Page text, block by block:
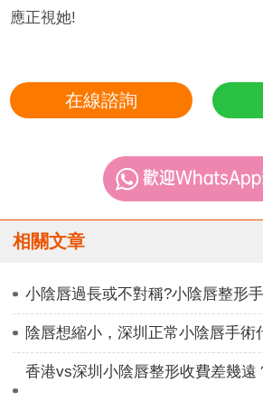
應正視她!
在線諮詢
相關文章
小陰唇過長或不對稱?小陰唇整形
陰唇想縮小，深圳正常小陰唇手術
香港vs深圳小陰唇整形收費差幾遠